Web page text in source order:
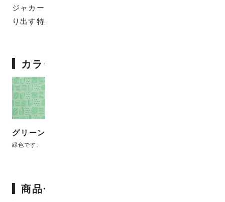
ジャカード織とは、タテの糸とヨコの糸だけで柄を作
り出す特殊な織り方で、高級な織物です。
カラーバリエーション
グリーン
緑色です。
商品仕様